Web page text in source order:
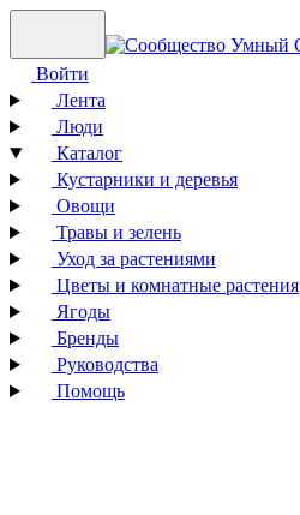
Войти
Лента
Люди
Каталог
Кустарники и деревья
Овощи
Травы и зелень
Уход за растениями
Цветы и комнатные растения
Ягоды
Бренды
Руководства
Помощь